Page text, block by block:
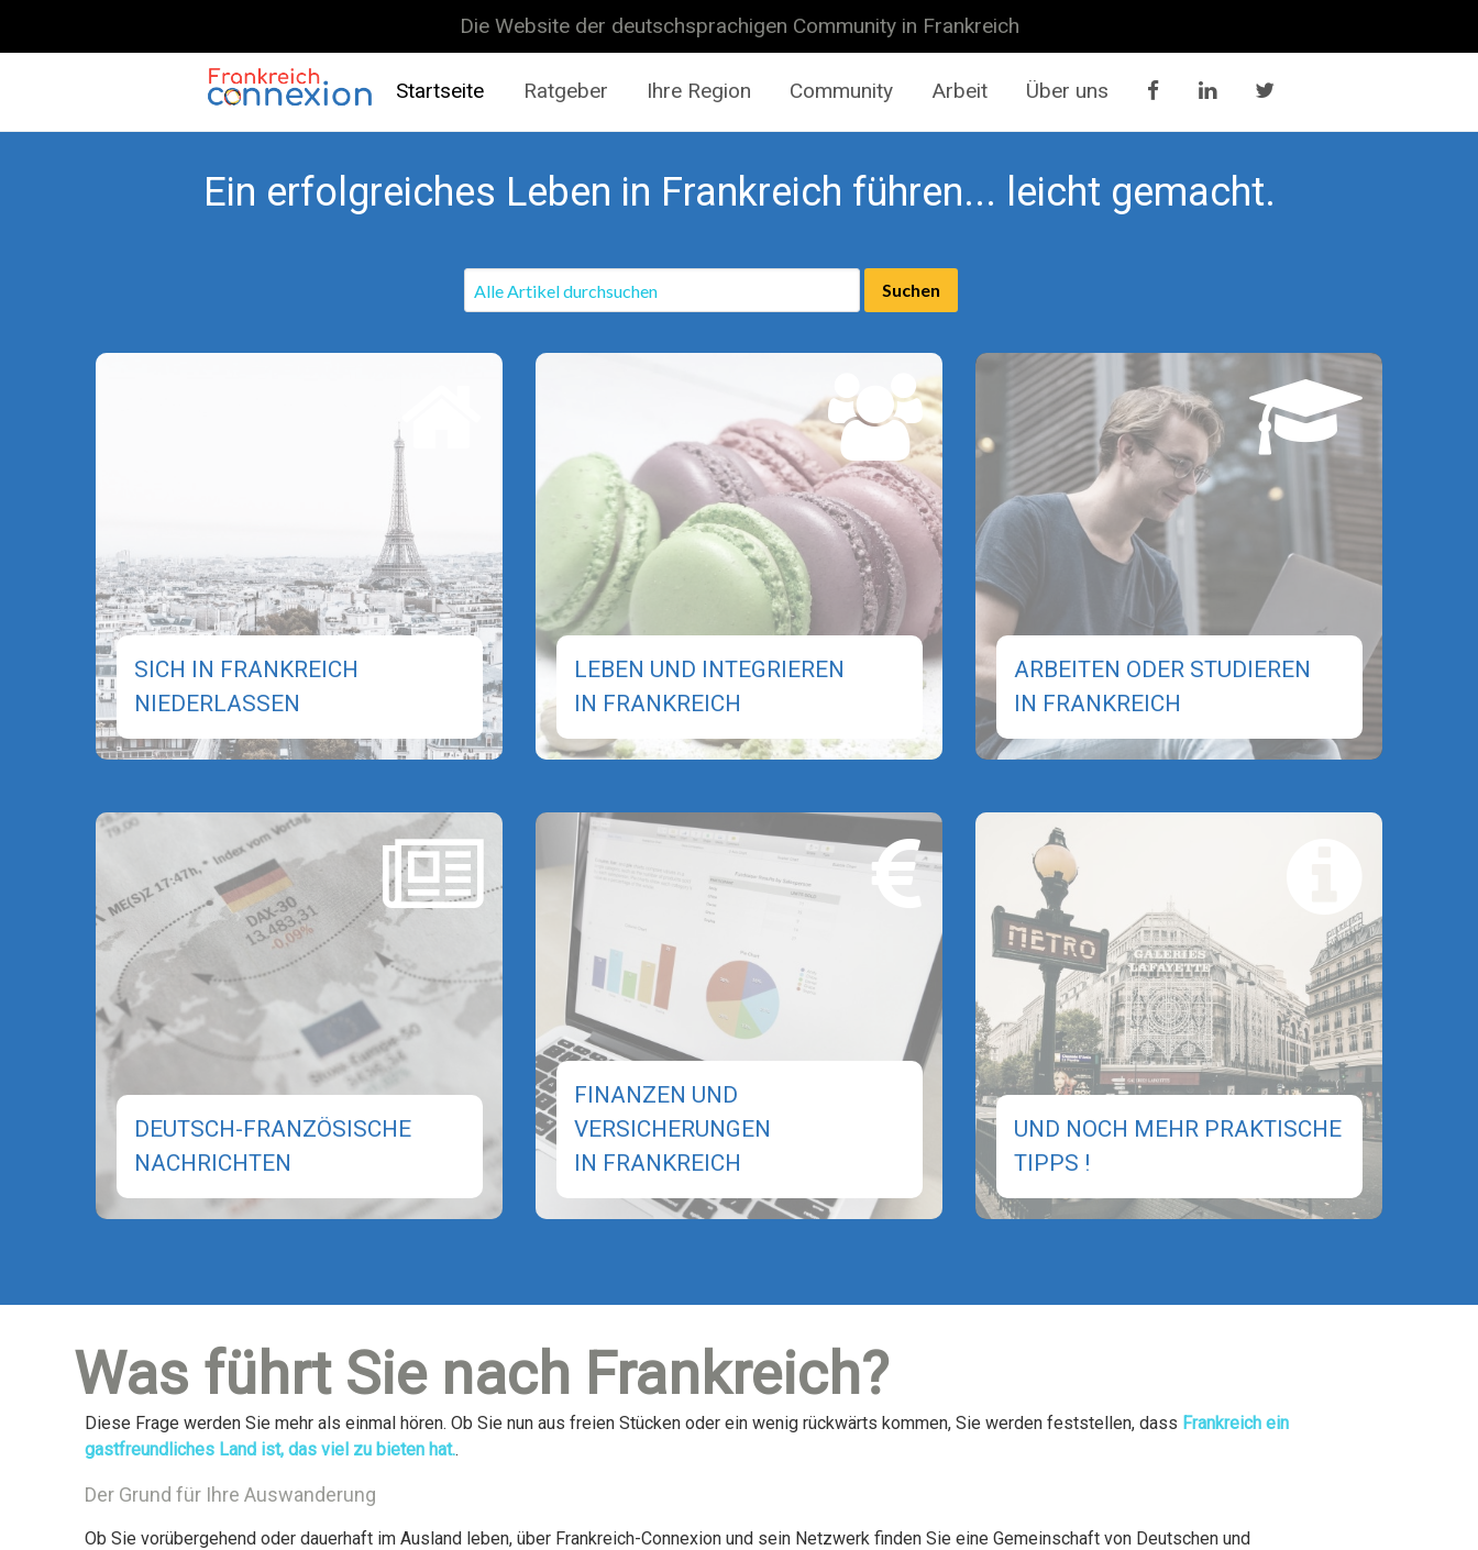
Die Website der deutschsprachigen Community in Frankreich
Frankreich Connexion Startseite Ratgeber Ihre Region Community Arbeit Über uns
Ein erfolgreiches Leben in Frankreich führen... leicht gemacht.
SICH IN FRANKREICH
NIEDERLASSEN
LEBEN UND INTEGRIEREN
IN FRANKREICH
ARBEITEN ODER STUDIEREN
IN FRANKREICH
DEUTSCH-FRANZÖSISCHE
NACHRICHTEN
FINANZEN UND
VERSICHERUNGEN
IN FRANKREICH
UND NOCH MEHR PRAKTISCHE
TIPPS !
Was führt Sie nach Frankreich?
Diese Frage werden Sie mehr als einmal hören. Ob Sie nun aus freien Stücken oder ein wenig rückwärts kommen, Sie werden feststellen, dass Frankreich ein
gastfreundliches Land ist, das viel zu bieten hat..
Der Grund für Ihre Auswanderung
Ob Sie vorübergehend oder dauerhaft im Ausland leben, über Frankreich-Connexion und sein Netzwerk finden Sie eine Gemeinschaft von Deutschen und